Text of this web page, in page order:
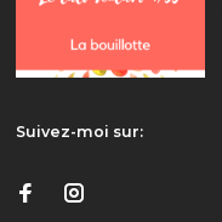
Suivez-moi sur: